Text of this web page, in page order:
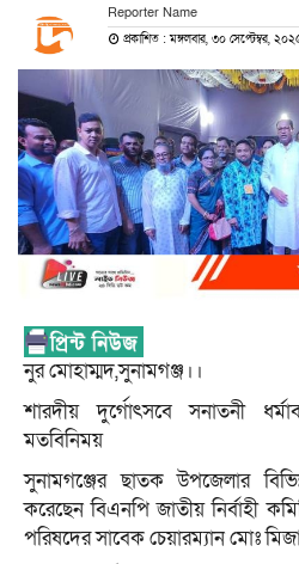
Reporter Name
প্রকাশিত : মঙ্গলবার, ৩০ সেপ্টেম্বর,
নুর মোহাম্মদ,সুনামগঞ্জ।।
শারদীয় দুর্গোৎসবে সনাতনী
মতবিনিময়
সুনামগঞ্জের ছাতক উপজেলার
করেছেন বিএনপি জাতীয় নির্বাহী
পরিষদের সাবেক চেয়ারম্যান মোঃ